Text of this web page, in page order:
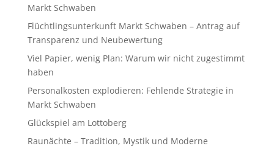
Markt Schwaben
Flüchtlingsunterkunft Markt Schwaben – Antrag auf
Transparenz und Neubewertung
Viel Papier, wenig Plan: Warum wir nicht zugestimmt
haben
Personalkosten explodieren: Fehlende Strategie in
Markt Schwaben
Glückspiel am Lottoberg
Raunächte – Tradition, Mystik und Moderne